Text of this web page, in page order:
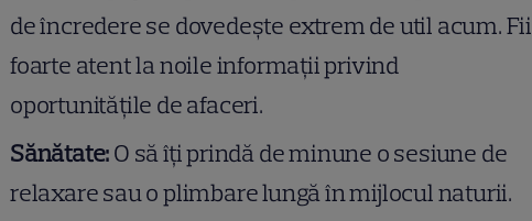
de încredere se dovedește extrem de util acum. Fii
foarte atent la noile informații privind
oportunitățile de afaceri.
Sănătate:O să îți prindă de minune o sesiune de
relaxare sau o plimbare lungă în mijlocul naturii.